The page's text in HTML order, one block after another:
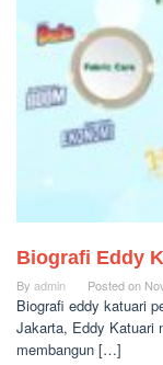
Biografi Eddy
By admin Posted on
Biografi eddy katuari
Jakarta, Eddy Katuari
membangun […]